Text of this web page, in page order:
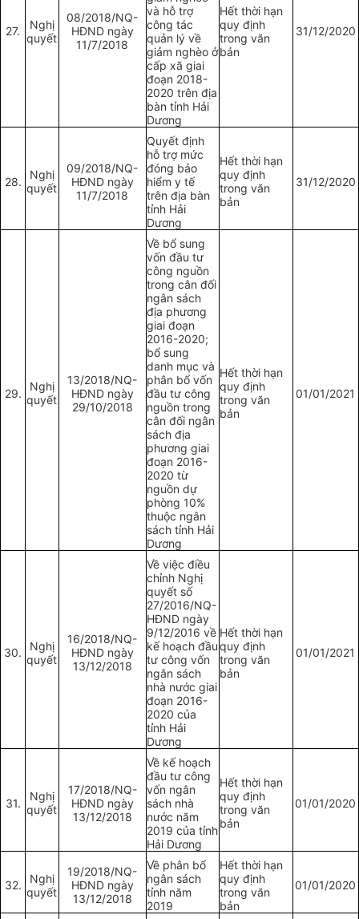
27.
Nghị
quyết
08/2018/NQ-
HĐND ngày
11/7/2018
và hỗ trợ
công tác
quản lý về
giảm nghèo ở
cấp xã giai
đoạn 2018-
2020 trên địa
bàn tỉnh Hải
Dương
Hết thời hạn
quy định
trong văn
bản
31/12/2020
28.
Nghị
quyết
09/2018/NQ-
HĐND ngày
11/7/2018
Quyết định
hỗ trợ mức
đóng bảo
hiểm y tế
trên địa bàn
tỉnh Hải
Dương
Hết thời hạn
quy định
trong văn
bản
31/12/2020
29.
Nghị
quyết
13/2018/NQ-
HĐND ngày
29/10/2018
Về bổ sung
vốn đầu tư
công nguồn
trong cân đối
ngân sách
địa phương
giai đoạn
2016-2020;
bổ sung
danh mục và
phân bổ vốn
đầu tư công
nguồn trong
cân đối ngân
sách địa
phương giai
đoạn 2016-
2020 từ
nguồn dự
phòng 10%
thuộc ngân
sách tỉnh Hải
Dương
Hết thời hạn
quy định
trong văn
bản
01/01/2021
30.
Nghị
quyết
16/2018/NQ-
HĐND ngày
13/12/2018
Về việc điều
chỉnh Nghị
quyết số
27/2016/NQ-
HĐND ngày
9/12/2016 về
kế hoạch đầu
tư công vốn
ngân sách
nhà nước giai
đoạn 2016-
2020 của
tỉnh Hải
Dương
Hết thời hạn
quy định
trong văn
bản
01/01/2021
31.
Nghị
quyết
17/2018/NQ-
HĐND ngày
13/12/2018
Về kế hoạch
đầu tư công
vốn ngân
sách nhà
nước năm
2019 của tỉnh
Hải Dương
Hết thời hạn
quy định
trong văn
bản
01/01/2020
32.
Nghị
quyết
19/2018/NQ-
HĐND ngày
13/12/2018
Về phân bổ
ngân sách
tỉnh năm
2019
Hết thời hạn
quy định
trong văn
bản
01/01/2020